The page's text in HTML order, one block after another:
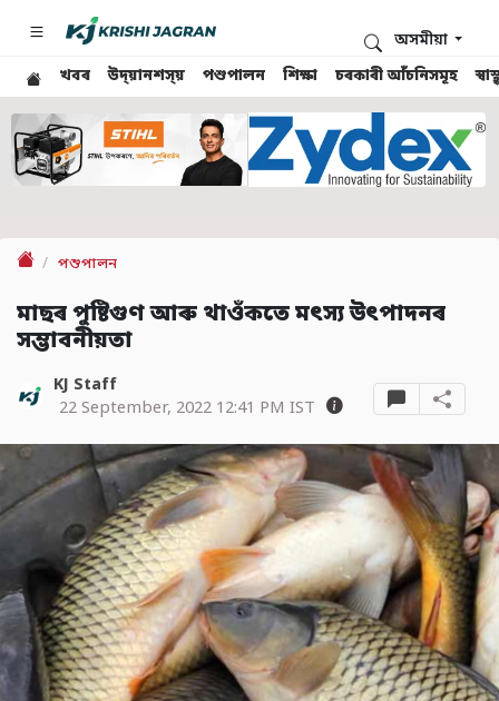
খবৰ উদ্য়ানশস্য় পশুপালন শিক্ষা চৰকাৰী আঁচনিসমূহ
অসমীয়া
পশুপালন
মাছৰ পুষ্টিগুণ আৰু থাওঁকতে মৎস্য উৎপাদনৰ
সম্ভাবনীয়তা
KJ Staff
22 September, 2022 12:41 PM IST